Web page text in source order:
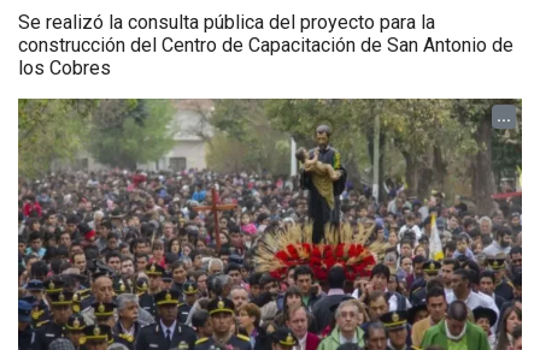
Se realizó la consulta pública del proyecto para la
construcción del Centro de Capacitación de San Antonio de
los Cobres
...